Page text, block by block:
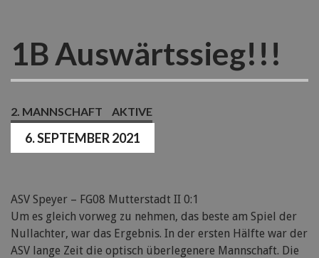
1B Auswärtssieg!!!
2. MANNSCHAFT AKTIVE
6. SEPTEMBER 2021
ASV Speyer – FG08 Mutterstadt II 0:1
Um es gleich vorweg zu nehmen, das beste am Spiel der
Nullachter, war das Ergebnis. In der ersten Hälfte war der
ASV lange Zeit die optisch überlegenere Mannschaft. Die